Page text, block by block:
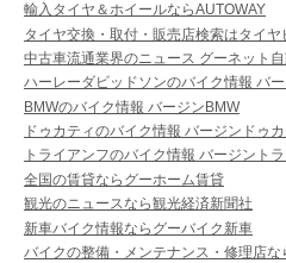
輸入タイヤ＆ホイールならAUTOWAY
タイヤ交換・取付・販売店検索はタイヤ
中古車流通業界のニュース グーネット
ハーレーダビッドソンのバイク情報 バ
BMWのバイク情報 バージンBMW
ドゥカティのバイク情報 バージンドゥ
トライアンフのバイク情報 バージント
全国の賃貸ならグーホーム賃貸
観光のニュースなら観光経済新聞社
新車バイク情報ならグーバイク新車
バイクの整備・メンテナンス・修理店